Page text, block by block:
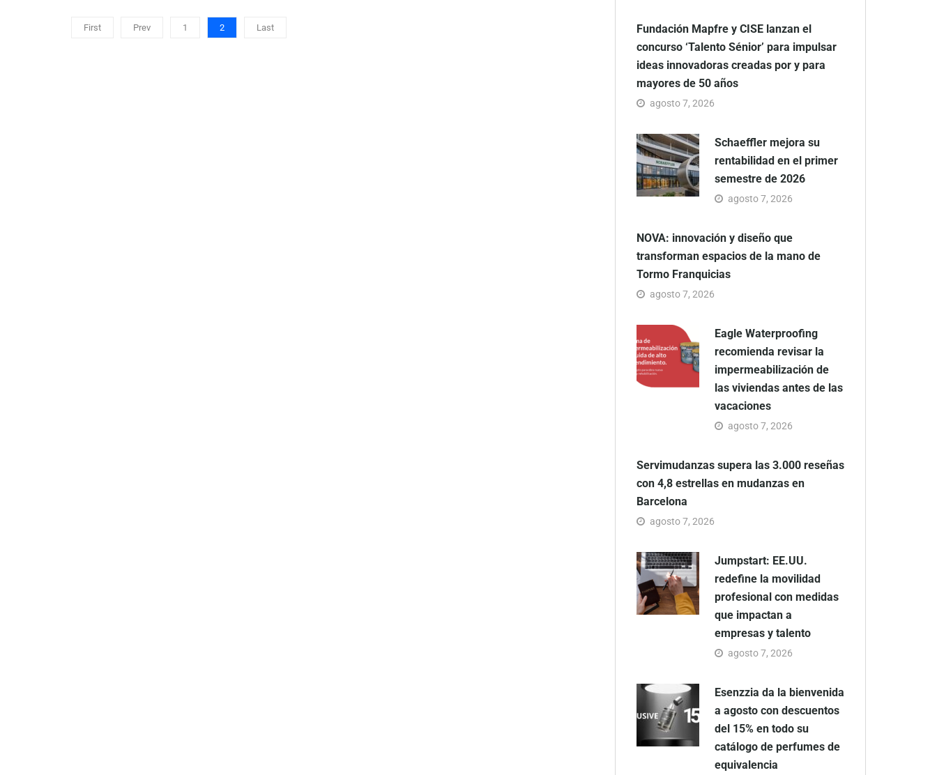
First Prev 1 2 Last
Fundación Mapfre y CISE lanzan el
concurso ‘Talento Sénior’ para impulsar
ideas innovadoras creadas por y para
mayores de 50 años
agosto 7, 2026
Schaeffler mejora su
rentabilidad en el primer
semestre de 2026
agosto 7, 2026
NOVA: innovación y diseño que
transforman espacios de la mano de
Tormo Franquicias
agosto 7, 2026
Eagle Waterproofing
recomienda revisar la
impermeabilización de
las viviendas antes de las
vacaciones
agosto 7, 2026
Servimudanzas supera las 3.000 reseñas
con 4,8 estrellas en mudanzas en
Barcelona
agosto 7, 2026
Jumpstart: EE.UU.
redefine la movilidad
profesional con medidas
que impactan a
empresas y talento
agosto 7, 2026
Esenzzia da la bienvenida
a agosto con descuentos
del 15% en todo su
catálogo de perfumes de
equivalencia